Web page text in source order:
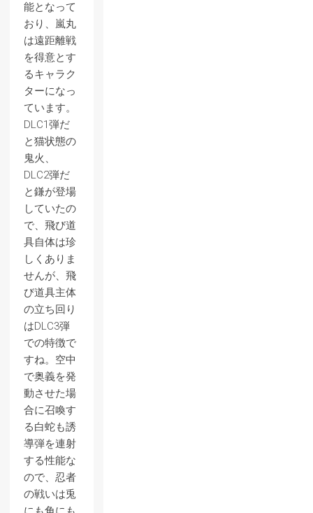
能となって
おり、嵐丸
は遠距離戦
を得意とす
るキャラク
ターになっ
ています。
DLC1弾だ
と猫状態の
鬼火、
DLC2弾だ
と鎌が登場
していたの
で、飛び道
具自体は珍
しくありま
せんが、飛
び道具主体
の立ち回り
はDLC3弾
での特徴で
すね。空中
で奥義を発
動させた場
合に召喚す
る白蛇も誘
導弾を連射
する性能な
ので、忍者
の戦いは兎